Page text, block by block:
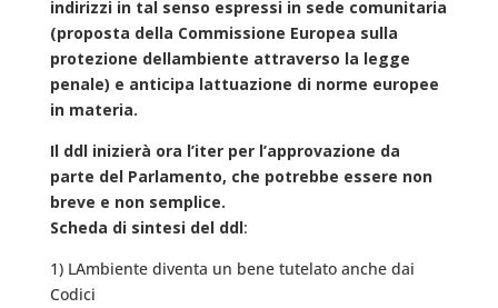
indirizzi in tal senso espressi in sede comunitaria
(proposta della Commissione Europea sulla
protezione dellambiente attraverso la legge
penale) e anticipa lattuazione di norme europee
in materia.
Il ddl inizierà ora l’iter per l’approvazione da
parte del Parlamento, che potrebbe essere non
breve e non semplice.
Scheda di sintesi del ddl:
1) LAmbiente diventa un bene tutelato anche dai
Codici